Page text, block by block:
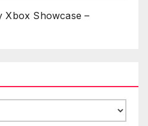
Xbox Showcase –